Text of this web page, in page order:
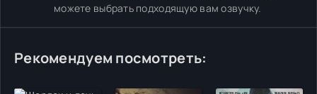
можете выбрать подходящую вам озвучку.
Рекомендуем посмотреть: